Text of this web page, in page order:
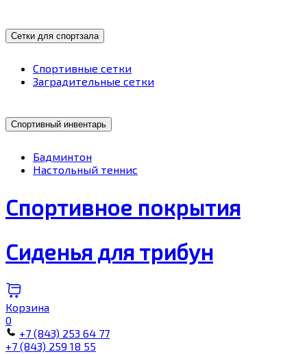
Сетки для спортзала
Спортивные сетки
Заградительные сетки
Спортивный инвентарь
Бадминтон
Настольный теннис
Спортивное покрытия
Сиденья для трибун
Корзина
0
+7 (843) 253 64 77
+7 (843) 259 18 55